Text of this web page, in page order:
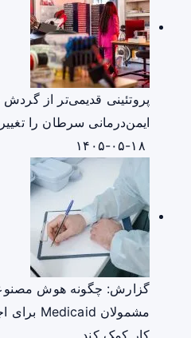
پروتئینی قدیمی‌تر از
ایمن‌درمانی سرطان را
گزارش: چگونه هوش
کار کمک کند